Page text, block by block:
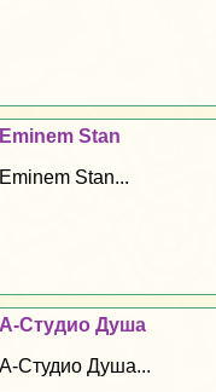
Eminem Stan
Eminem Stan...
А-Студио Душа
А-Студио Душа...